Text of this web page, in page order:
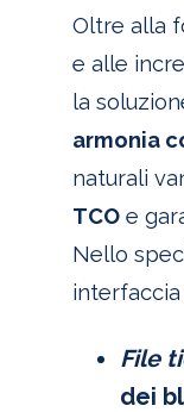
Oltre alla
e alle
la
armonia
naturali
TCOe
Nello
interfaccia
File
dei